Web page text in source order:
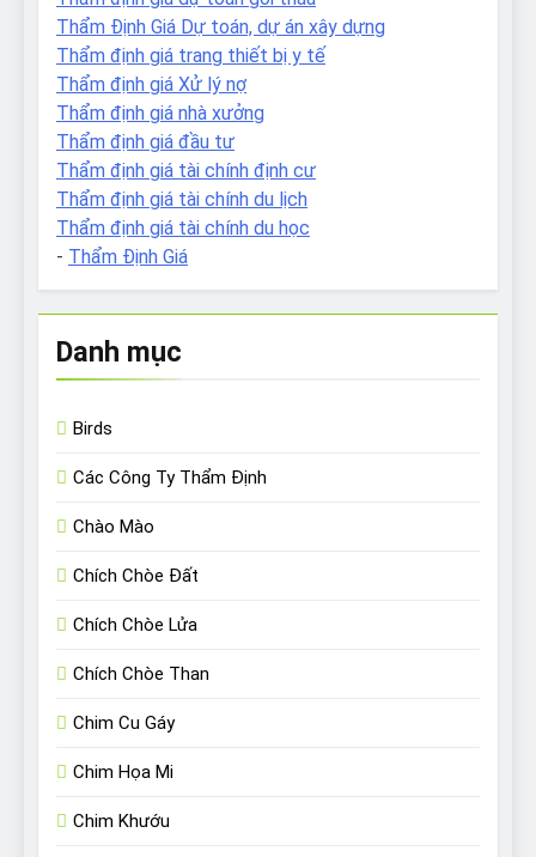
Thẩm Định Giá Dự toán, dự án xây dựng
Thẩm định giá trang thiết bị y tế
Thẩm định giá Xử lý nợ
Thẩm định giá nhà xưởng
Thẩm định giá đầu tư
Thẩm định giá tài chính định cư
Thẩm định giá tài chính du lịch
Thẩm định giá tài chính du học
- Thẩm Định Giá
Danh mục
Birds
Các Công Ty Thẩm Định
Chào Mào
Chích Chòe Đất
Chích Chòe Lửa
Chích Chòe Than
Chim Cu Gáy
Chim Họa Mi
Chim Khướu